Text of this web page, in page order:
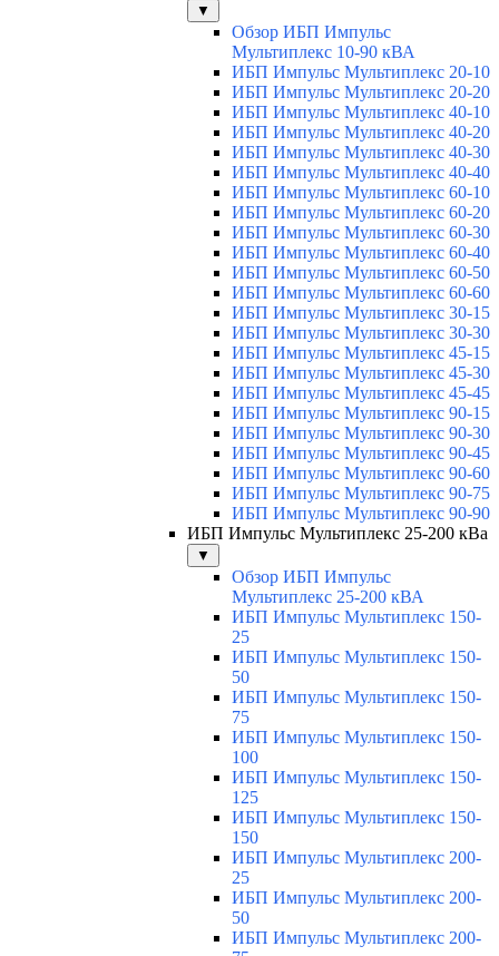
▼
Обзор ИБП Импульс
Мультиплекс 10-90 кВА
ИБП Импульс Мультиплекс 20-10
ИБП Импульс Мультиплекс 20-20
ИБП Импульс Мультиплекс 40-10
ИБП Импульс Мультиплекс 40-20
ИБП Импульс Мультиплекс 40-30
ИБП Импульс Мультиплекс 40-40
ИБП Импульс Мультиплекс 60-10
ИБП Импульс Мультиплекс 60-20
ИБП Импульс Мультиплекс 60-30
ИБП Импульс Мультиплекс 60-40
ИБП Импульс Мультиплекс 60-50
ИБП Импульс Мультиплекс 60-60
ИБП Импульс Мультиплекс 30-15
ИБП Импульс Мультиплекс 30-30
ИБП Импульс Мультиплекс 45-15
ИБП Импульс Мультиплекс 45-30
ИБП Импульс Мультиплекс 45-45
ИБП Импульс Мультиплекс 90-15
ИБП Импульс Мультиплекс 90-30
ИБП Импульс Мультиплекс 90-45
ИБП Импульс Мультиплекс 90-60
ИБП Импульс Мультиплекс 90-75
ИБП Импульс Мультиплекс 90-90
ИБП Импульс Мультиплекс 25-200 кВа
▼
Обзор ИБП Импульс
Мультиплекс 25-200 кВА
ИБП Импульс Мультиплекс 150-
25
ИБП Импульс Мультиплекс 150-
50
ИБП Импульс Мультиплекс 150-
75
ИБП Импульс Мультиплекс 150-
100
ИБП Импульс Мультиплекс 150-
125
ИБП Импульс Мультиплекс 150-
150
ИБП Импульс Мультиплекс 200-
25
ИБП Импульс Мультиплекс 200-
50
ИБП Импульс Мультиплекс 200-